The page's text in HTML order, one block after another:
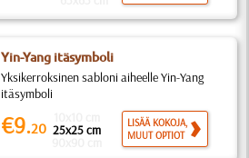
Yin-Yang itäsymboli
Yksikerroksinen sabloni aiheelle Yin-Yang
itäsymboli
€9.20 25x25 cm
LISÄÄ KOKOJA,
MUUT OPTIOT